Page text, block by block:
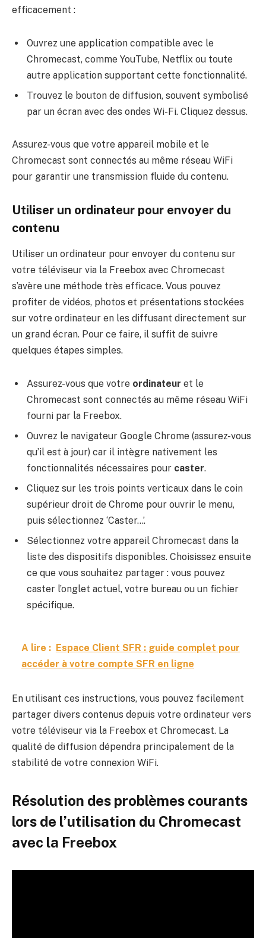
efficacement :
Ouvrez une application compatible avec le
Chromecast, comme YouTube, Netflix ou toute
autre application supportant cette fonctionnalité.
Trouvez le bouton de diffusion, souvent symbolisé
par un écran avec des ondes Wi-Fi. Cliquez dessus.
Assurez-vous que votre appareil mobile et le
Chromecast sont connectés au même réseau WiFi
pour garantir une transmission fluide du contenu.
Utiliser un ordinateur pour envoyer du
contenu
Utiliser un ordinateur pour envoyer du contenu sur
votre téléviseur via la Freebox avec Chromecast
s’avère une méthode très efficace. Vous pouvez
profiter de vidéos, photos et présentations stockées
sur votre ordinateur en les diffusant directement sur
un grand écran. Pour ce faire, il suffit de suivre
quelques étapes simples.
Assurez-vous que votre ordinateur et le
Chromecast sont connectés au même réseau WiFi
fourni par la Freebox.
Ouvrez le navigateur Google Chrome (assurez-vous
qu’il est à jour) car il intègre nativement les
fonctionnalités nécessaires pour caster.
Cliquez sur les trois points verticaux dans le coin
supérieur droit de Chrome pour ouvrir le menu,
puis sélectionnez ‘Caster…’.
Sélectionnez votre appareil Chromecast dans la
liste des dispositifs disponibles. Choisissez ensuite
ce que vous souhaitez partager : vous pouvez
caster l’onglet actuel, votre bureau ou un fichier
spécifique.
A lire : Espace Client SFR : guide complet pour
accéder à votre compte SFR en ligne
En utilisant ces instructions, vous pouvez facilement
partager divers contenus depuis votre ordinateur vers
votre téléviseur via la Freebox et Chromecast. La
qualité de diffusion dépendra principalement de la
stabilité de votre connexion WiFi.
Résolution des problèmes courants
lors de l’utilisation du Chromecast
avec la Freebox